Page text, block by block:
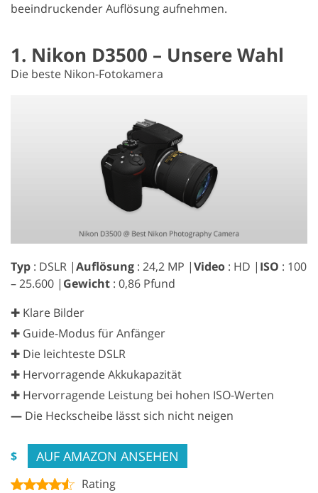
beeindruckender Auflösung aufnehmen.
1. Nikon D3500 – Unsere Wahl
Die beste Nikon-Fotokamera
Typ : DSLR |Auflösung : 24,2 MP |Video : HD | ISO : 100
– 25.600 | Gewicht : 0,86 Pfund
✚ Klare Bilder
✚ Guide-Modus für Anfänger
✚ Die leichteste DSLR
✚ Hervorragende Akkukapazität
✚ Hervorragende Leistung bei hohen ISO-Werten
— Die Heckscheibe lässt sich nicht neigen
$ AUF AMAZON ANSEHEN
Rating